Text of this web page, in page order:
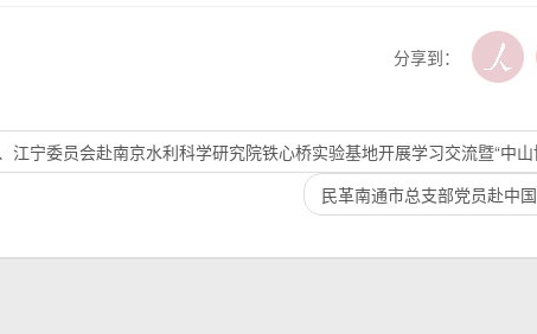
分享到：
江宁委员会赴南京水利科学研究院铁心桥实验基地开展学习交流暨“中
民革南通市总支部党员赴中